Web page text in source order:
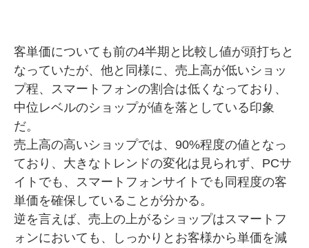
客単価についても前の4半期と比較し値が頭打ちと
なっていたが、他と同様に、売上高が低いショッ
プ程、スマートフォンの割合は低くなっており、
中位レベルのショップが値を落としている印象
だ。
売上高の高いショップでは、90%程度の値となっ
ており、大きなトレンドの変化は見られず、PCサ
イトでも、スマートフォンサイトでも同程度の客
単価を確保していることが分かる。
逆を言えば、売上の上がるショップはスマートフ
ォンにおいても、しっかりとお客様から単価を減